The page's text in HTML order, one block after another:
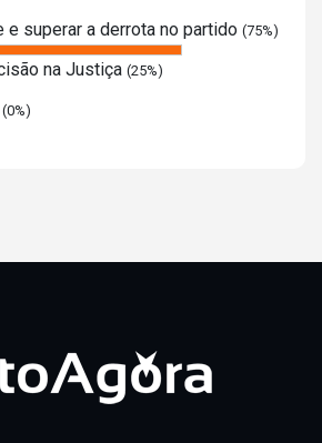
e superar a derrota no partido (75%)
na Justiça (25%)
(0%)